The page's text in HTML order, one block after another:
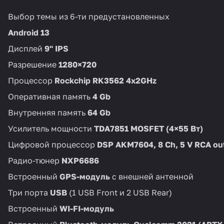
Выбор темы из 6-ти предустановленных
Android 13
Дисплей 9" IPS
Разрешение 1280×720
Процессор Rockchip RK3562 4x2GHz
Оперативная память 4 Gb
Внутренняя память 64 Gb
Усилитель мощности TDA7851 MOSFET (4×55 Вт)
Цифровой процессор DSP AKM7604, 8 Ch, 5 V RCA
Радио-тюнер NXP6686
Встроенный GPS-модуль с внешней антенной
Три порта USB (1 USB Front и 2 USB Rear)
Встроенный WI-FI-модуль